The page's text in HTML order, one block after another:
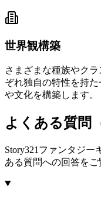
世界観構築
さまざまな種族やク
ぞれ独自の特性を持
や文化を構築します。
よくある質問
Story321ファンタジー
ある質問への回答をご